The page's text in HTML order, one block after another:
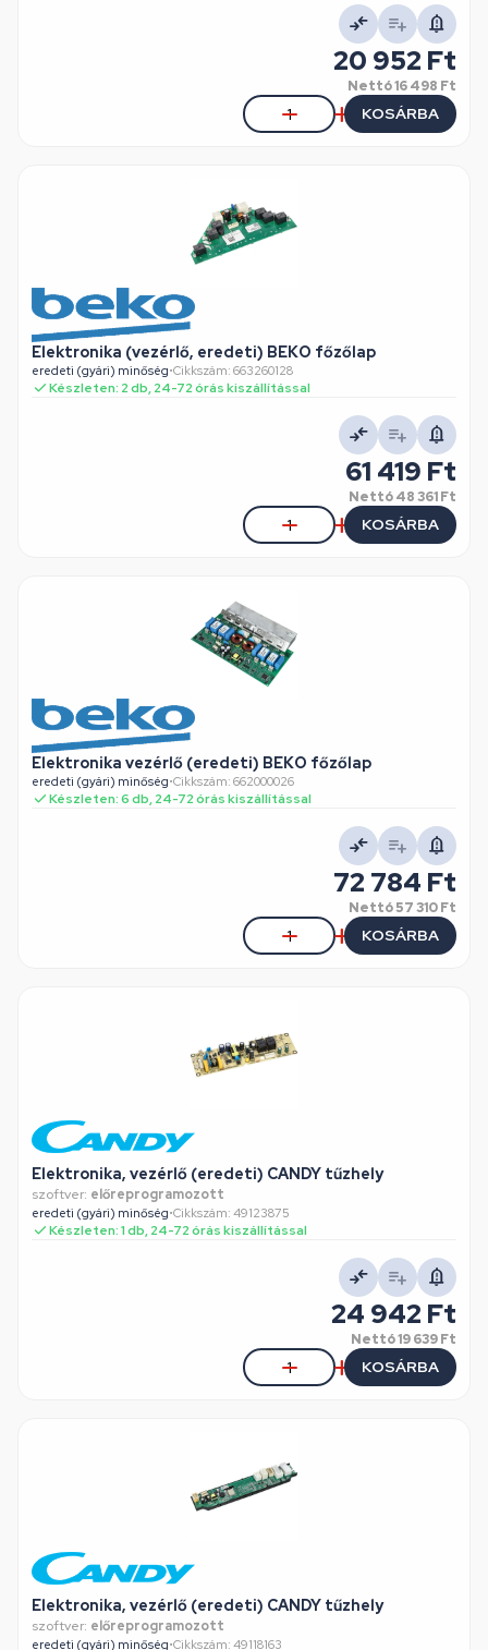
20 952 Ft
Nettó16 498 Ft
KOSÁRBA
Elektronika (vezérlő, eredeti) BEKO főzőlap
eredeti (gyári) minőség•Cikkszám: 663260128
Készleten: 2 db, 24-72 órás kiszállítással
61 419 Ft
Nettó48 361 Ft
KOSÁRBA
Elektronika vezérlő (eredeti) BEKO főzőlap
eredeti (gyári) minőség•Cikkszám: 662000026
Készleten: 6 db, 24-72 órás kiszállítással
72 784 Ft
Nettó57 310 Ft
KOSÁRBA
Elektronika, vezérlő (eredeti) CANDY tűzhely
szoftver: előreprogramozott
eredeti (gyári) minőség•Cikkszám: 49123875
Készleten: 1 db, 24-72 órás kiszállítással
24 942 Ft
Nettó19 639 Ft
KOSÁRBA
Elektronika, vezérlő (eredeti) CANDY tűzhely
szoftver: előreprogramozott
eredeti (gyári) minőség•Cikkszám: 49118163